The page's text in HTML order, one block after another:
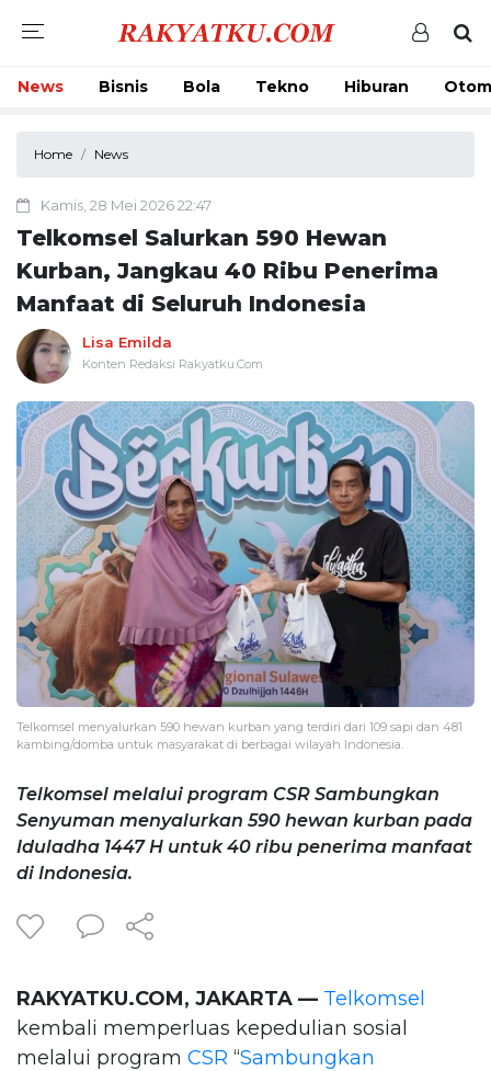
News Bisnis Bola Tekno Hiburan
Home News
Kamis, 28 Mei 2026 22:47
Telkomsel Salurkan 590 Hewan
Kurban, Jangkau 40 Ribu Penerima
Manfaat di Seluruh Indonesia
Lisa Emilda
Konten Redaksi Rakyatku.Com
Telkomsel menyalurkan 590 hewan kurban yang terdiri dari 109 sapi dan 481
kambing/domba untuk masyarakat di berbagai wilayah Indonesia.
Telkomsel melalui program CSR Sambungkan
Senyuman menyalurkan 590 hewan kurban pada
Iduladha 1447 H untuk 40 ribu penerima manfaat
di Indonesia.
RAKYATKU.COM, JAKARTA — Telkomsel
kembali memperluas kepedulian sosial
melalui program CSR “Sambungkan